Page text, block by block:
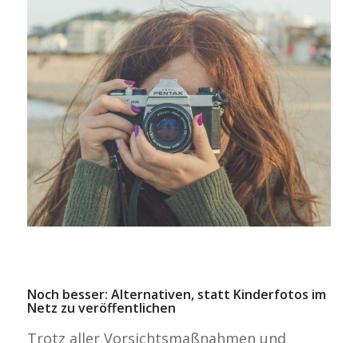
Noch besser: Alternativen, statt Kinderfotos im
Netz zu veröffentlichen
Trotz aller Vorsichtsmaßnahmen und